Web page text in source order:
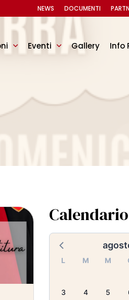
Eventi Gallery Info
NEWS DOCUMENTI
L M M
3
4 5